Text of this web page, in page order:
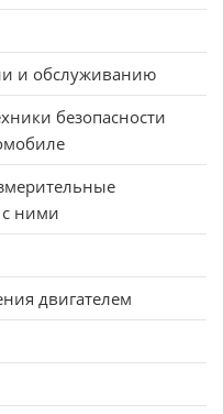
и обслуживанию
безопасности
ними
двигателем